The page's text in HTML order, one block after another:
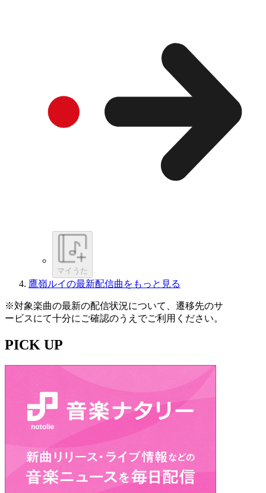
マイうた
鷹嶺ルイの最新配信曲をもっと見る
※対象楽曲の最新の配信状況について、遷移先のサ
ービスにて十分にご確認のうえでご利用ください。
PICK UP